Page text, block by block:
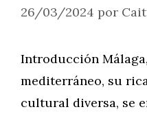
26/03/2024 por
Introducción
mediterráneo, su
cultural diversa, se